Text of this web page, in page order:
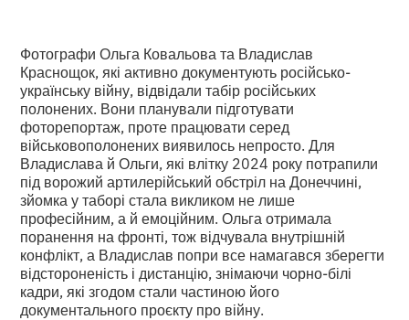
Фотографи Ольга Ковальова та Владислав
Краснощок, які активно документують російсько-
українську війну, відвідали табір російських
полонених. Вони планували підготувати
фоторепортаж, проте працювати серед
військовополонених виявилось непросто. Для
Владислава й Ольги, які влітку 2024 року потрапили
під ворожий артилерійський обстріл на Донеччині,
зйомка у таборі стала викликом не лише
професійним, а й емоційним. Ольга отримала
поранення на фронті, тож відчувала внутрішній
конфлікт, а Владислав попри все намагався зберегти
відстороненість і дистанцію, знімаючи чорно-білі
кадри, які згодом стали частиною його
документального проєкту про війну.